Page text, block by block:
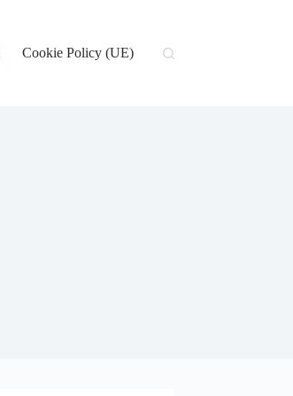
Cookie Policy (UE)